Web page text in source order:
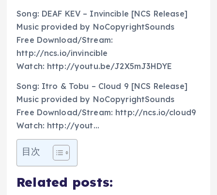
Song: DEAF KEV – Invincible [NCS Release]
Music provided by NoCopyrightSounds
Free Download/Stream:
http://ncs.io/invincible
Watch: http://youtu.be/J2X5mJ3HDYE
Song: Itro & Tobu – Cloud 9 [NCS Release]
Music provided by NoCopyrightSounds
Free Download/Stream: http://ncs.io/cloud9
Watch: http://yout…
目次
Related posts: